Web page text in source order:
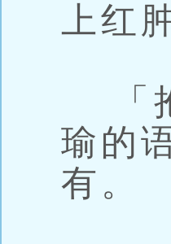
上红
「
瑜的
有。